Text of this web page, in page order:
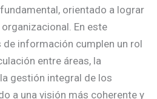
orientado a lograr
En este
información cumplen un rol
entre áreas, la
gestión integral de los
a una visión más coherente y